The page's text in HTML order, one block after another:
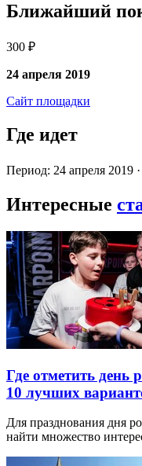
Ближайший
300 ₽
24 апреля 2019
Сайт площадки
Где идет
Период: 24 апреля 2019
Интересные
Где отметить
10 лучших
Для празднования дня
найти множество